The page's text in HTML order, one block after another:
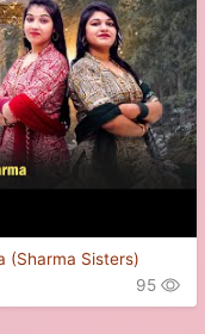
(Sharma Sisters)
95